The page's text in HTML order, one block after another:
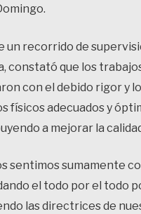
un recorrido de
constató que los
con el debido rigor y
físicos adecuados y
a mejorar la
sentimos sumamente
el todo por el todo
las directrices de